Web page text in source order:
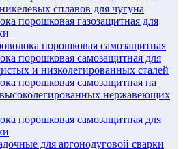
сплавов для чугуна
порошковая газозащитная для
порошковая самозащитная
порошковая самозащитная для
и низколегированных сталей
порошковая самозащитная на
нержавеющих
порошковая самозащитная для
для аргонодуговой сварки